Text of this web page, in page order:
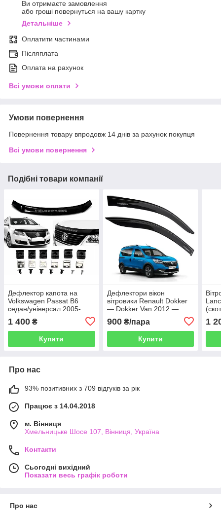
Ви отримаєте замовлення
або гроші повернуться на вашу картку
Детальніше
Оплатити частинами
Післяплата
Оплата на рахунок
Всі умови оплати
Умови повернення
Повернення товару впродовж 14 днів за рахунок покупця
Всі умови повернення
Подібні товари компанії
Дефлектор капота на
Volkswagen Passat В6
седан/універсал 2005-
1 400 ₴
Купити
Дефлектори вікон
вітровики Renault Dokker
— Dokker Van 2012 —
2016 Скотч 3M AV-Tuning
Харків
900₴/пара
Купити
1
Про нас
93% позитивних з 709 відгуків за рік
Працює з 14.04.2018
м. Вінниця
Хмельницьке Шосе 107, Вінниця, Україна
Контакти
Сьогодні вихідний
Показати весь графік роботи
Про нас